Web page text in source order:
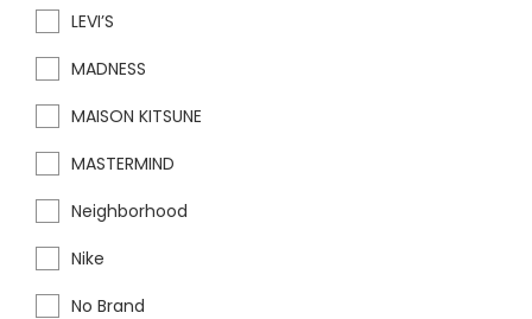
LEVI’S
MADNESS
MAISON KITSUNE
MASTERMIND
Neighborhood
Nike
No Brand